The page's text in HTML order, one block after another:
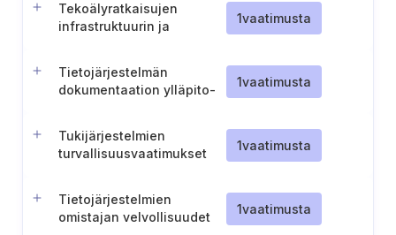
Tekoälyratkaisujen
infrastruktuurin ja
1vaatimusta
Tietojärjestelmän
dokumentaation ylläpito-
1vaatimusta
Tukijärjestelmien
turvallisuusvaatimukset
1vaatimusta
Tietojärjestelmien
omistajan velvollisuudet
1vaatimusta